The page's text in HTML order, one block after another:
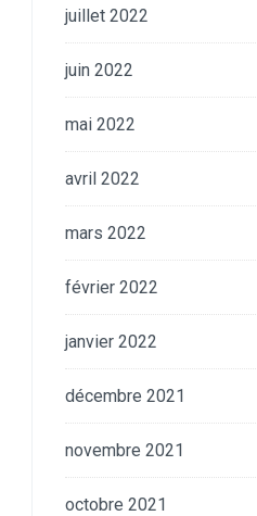
juillet 2022
juin 2022
mai 2022
avril 2022
mars 2022
février 2022
janvier 2022
décembre 2021
novembre 2021
octobre 2021